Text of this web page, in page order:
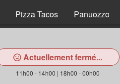
Pizza Tacos Panuozzo
Actuellement fermé...
11h00 - 14h00 | 18h00 - 00h00